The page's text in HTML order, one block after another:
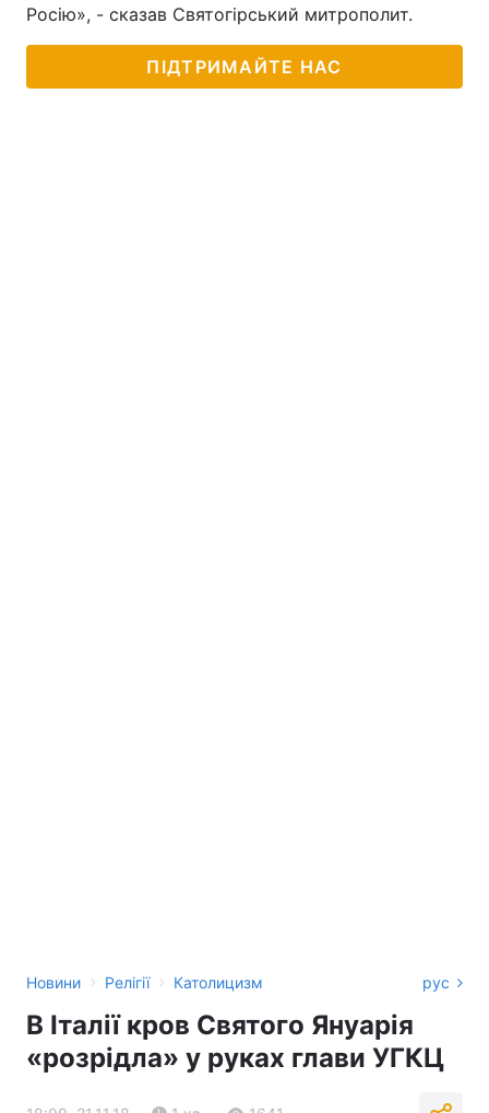
Росію», - сказав Святогірський митрополит.
ПІДТРИМАЙТЕ НАС
Новини › Релігії › Католицизм рус
В Італії кров Святого Януарія
«розрідла» у руках глави УГКЦ